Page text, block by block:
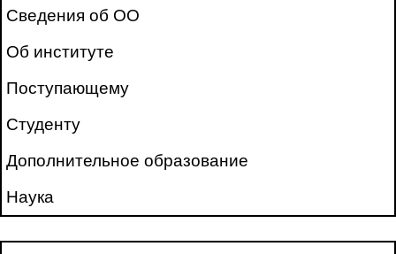
Сведения об ОО
Об институте
Поступающему
Студенту
Дополнительное образование
Наука